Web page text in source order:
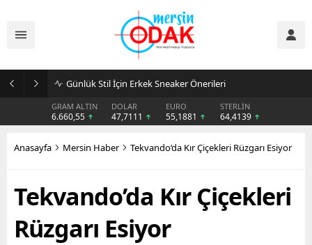
Günlük Stil İçin Erkek Sneaker Önerileri
GRAM ALTIN
6.660,55
DOLAR
47,7111
EURO
55,1881
STERLİN
64,4139
Anasayfa Mersin Haber Tekvando’da Kır Çiçekleri Rüzgarı Esiyor
Tekvando’da Kır Çiçekleri
Rüzgarı Esiyor